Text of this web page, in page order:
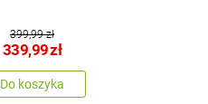
399,99 zł
339,99zł
Do koszyka